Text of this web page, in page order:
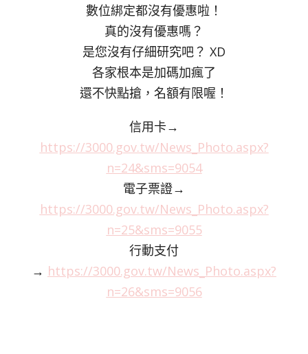
數位綁定都沒有優惠啦！
真的沒有優惠嗎？
是您沒有仔細研究吧？ XD
各家根本是加碼加瘋了
還不快點搶，名額有限喔！
信用卡→
https://3000.gov.tw/News_Photo.aspx?
n=24&sms=9054
電子票證→
https://3000.gov.tw/News_Photo.aspx?
n=25&sms=9055
行動支付
→ https://3000.gov.tw/News_Photo.aspx?
n=26&sms=9056